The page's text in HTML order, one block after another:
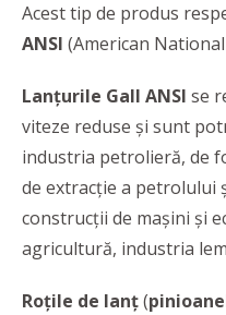
Acest tip de produs
ANSI (American
Lanțurile Gall ANSI se
viteze reduse și sunt
industria petrolieră, de
de extracție a petrolului
construcții de mașini și
agricultură, industria
Roțile de lanț(